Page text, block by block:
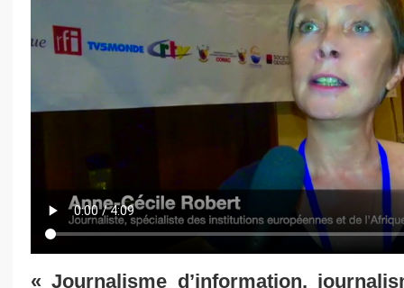
« Journalisme d’information,